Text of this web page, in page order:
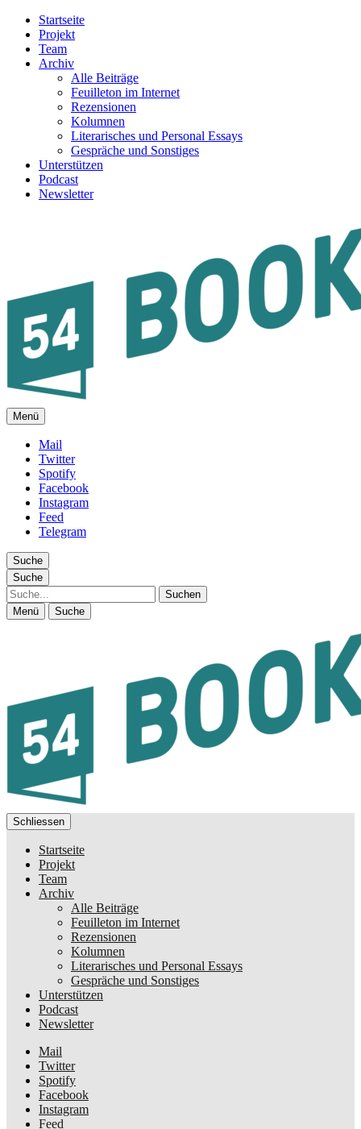
Startseite
Projekt
Team
Archiv
Alle Beiträge
Feuilleton im Internet
Rezensionen
Kolumnen
Literarisches und Personal Essays
Gespräche und Sonstiges
Unterstützen
Podcast
Newsletter
FEUILLETON IM INTERNET
Menü
Mail
Twitter
Spotify
Facebook
Instagram
Feed
Telegram
Suche
Suche
Suche
Menü Suche
Schliessen
Startseite
Projekt
Team
Archiv
Alle Beiträge
Feuilleton im Internet
Rezensionen
Kolumnen
Literarisches und Personal Essays
Gespräche und Sonstiges
Unterstützen
Podcast
Newsletter
Mail
Twitter
Spotify
Facebook
Instagram
Feed